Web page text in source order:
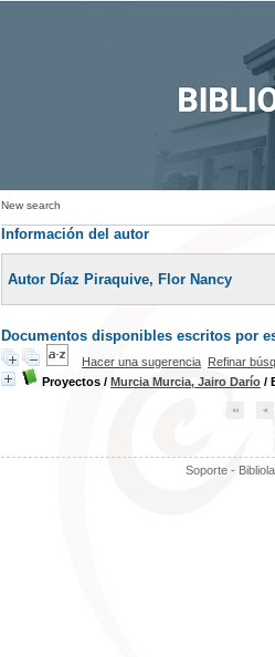
New search
Información del autor
Autor Díaz Piraquive, Flor Nancy
Documentos disponibles escritos por
Hacer una sugerencia Refinar
Proyectos / Murcia Murcia, Jairo Darío /
Soporte -